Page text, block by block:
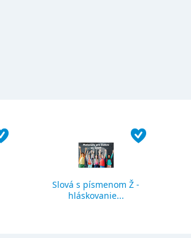
Slová s písmenom Ž -
hláskovanie...